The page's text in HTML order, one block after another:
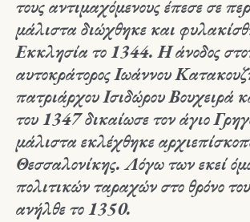
τους αντιμαχόμενους έπεσε σε
μάλιστα διώχθηκε και
Εκκλησία το 1344. Η άνοδος
αυτοκράτορος Ιωάννου
πατριάρχου Ισιδώρου Βουχειρά
του 1347 δικαίωσε τον άγιο
μάλιστα εκλέχθηκε
Θεσσαλονίκης. Λόγω των εκεί
πολιτικών ταραχών στο θρόνο
ανήλθε το 1350.